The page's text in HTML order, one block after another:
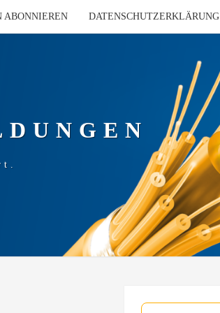
ABONNIEREN DATENSCHUTZERKLÄRUNG
Suchen